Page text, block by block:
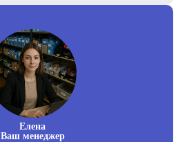
Елена
Ваш менеджер